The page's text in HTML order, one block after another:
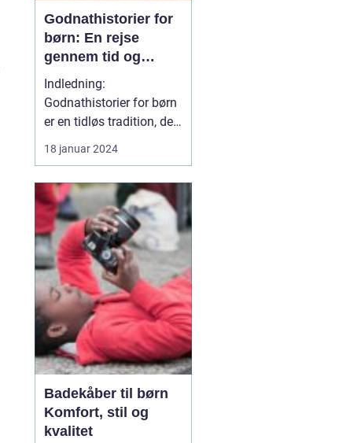
Godnathistorier for
børn: En rejse
gennem tid og
fantasi
Indledning:
Godnathistorier for børn
er en tidløs tradition, der
har beriget generationer
af små læsere og lyttere.
underholdende og
lærerige og hører til i
kategorien af klassiske
fortællinger, der
fremkalder et smil og et
gl...
18 januar 2024
Badekåber til børn
Komfort, stil og
kvalitet